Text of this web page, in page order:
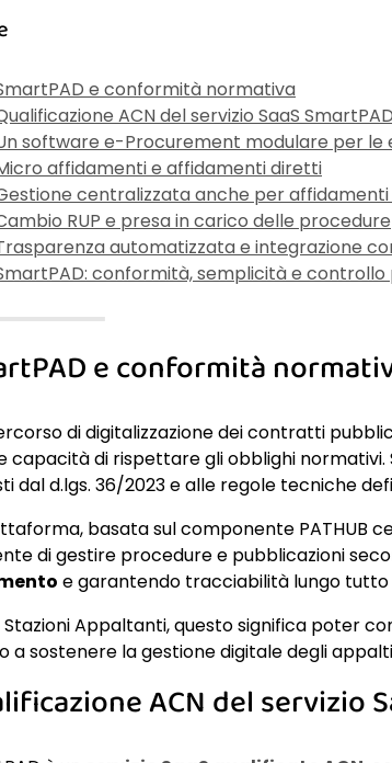
e conformità normativa
ACN del servizio SaaS SmartPAD
software e-Procurement modulare per le
affidamenti e affidamenti diretti
centralizzata anche per affidamenti
RUP e presa in carico delle procedure
automatizzata e integrazione
conformità, semplicità e controllo
e conformità
di digitalizzazione dei contratti
capacità di rispettare gli obblighi
dal d.lgs. 36/2023 e alle regole tecniche
basata sul componente PATHUB
di gestire procedure e pubblicazioni
e garantendo tracciabilità lungo tutto
Stazioni Appaltanti, questo significa poter
a sostenere la gestione digitale degli
ACN del servizio